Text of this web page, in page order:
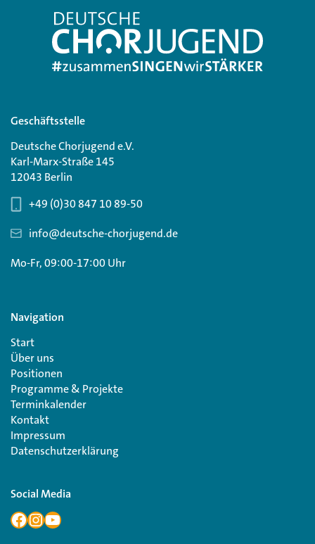
Geschäftsstelle
Deutsche Chorjugend e.V.
Karl-Marx-Straße 145
12043 Berlin
+49 (0)30 847 10 89-50
info@deutsche-chorjugend.de
Mo-Fr, 09:00-17:00 Uhr
Navigation
Start
Über uns
Positionen
Programme & Projekte
Terminkalender
Kontakt
Impressum
Datenschutzerklärung
Social Media